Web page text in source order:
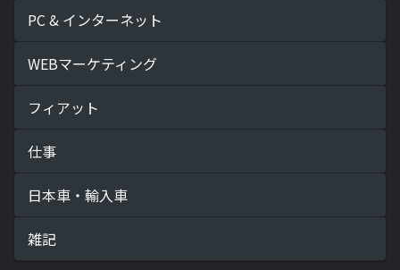
PC & インターネット
WEBマーケティング
フィアット
仕事
日本車・輸入車
雑記